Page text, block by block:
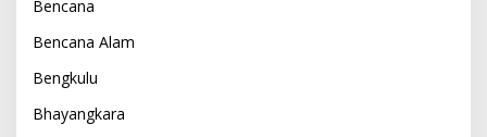
Bencana
Bencana Alam
Bengkulu
Bhayangkara